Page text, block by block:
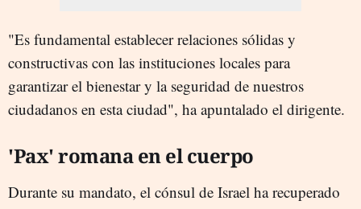
"Es fundamental establecer relaciones sólidas y
constructivas con las instituciones locales para
garantizar el bienestar y la seguridad de nuestros
ciudadanos en esta ciudad", ha apuntalado el dirigente.
'Pax' romana en el cuerpo
Durante su mandato, el cónsul de Israel ha recuperado